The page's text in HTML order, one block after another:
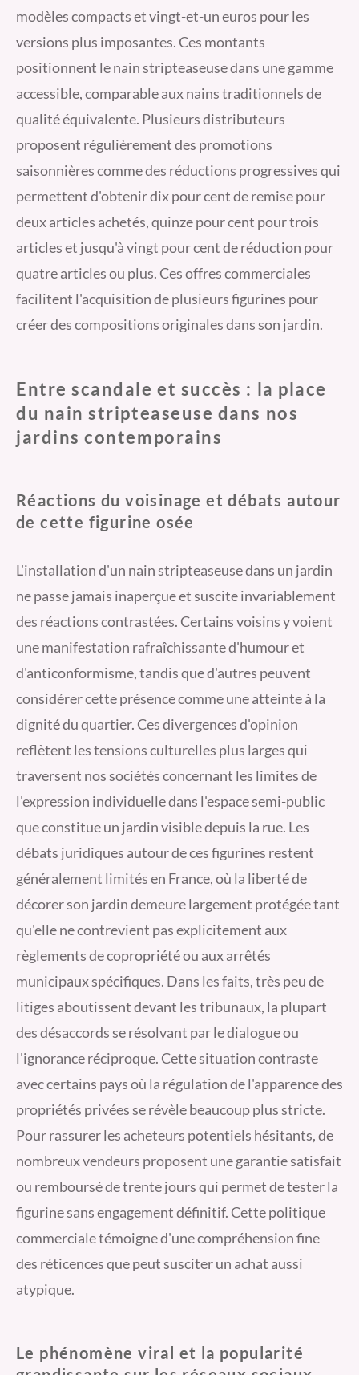
modèles compacts et vingt-et-un euros pour les
versions plus imposantes. Ces montants
positionnent le nain stripteaseuse dans une gamme
accessible, comparable aux nains traditionnels de
qualité équivalente. Plusieurs distributeurs
proposent régulièrement des promotions
saisonnières comme des réductions progressives qui
permettent d'obtenir dix pour cent de remise pour
deux articles achetés, quinze pour cent pour trois
articles et jusqu'à vingt pour cent de réduction pour
quatre articles ou plus. Ces offres commerciales
facilitent l'acquisition de plusieurs figurines pour
créer des compositions originales dans son jardin.
Entre scandale et succès : la place
du nain stripteaseuse dans nos
jardins contemporains
Réactions du voisinage et débats autour
de cette figurine osée
L'installation d'un nain stripteaseuse dans un jardin
ne passe jamais inaperçue et suscite invariablement
des réactions contrastées. Certains voisins y voient
une manifestation rafraîchissante d'humour et
d'anticonformisme, tandis que d'autres peuvent
considérer cette présence comme une atteinte à la
dignité du quartier. Ces divergences d'opinion
reflètent les tensions culturelles plus larges qui
traversent nos sociétés concernant les limites de
l'expression individuelle dans l'espace semi-public
que constitue un jardin visible depuis la rue. Les
débats juridiques autour de ces figurines restent
généralement limités en France, où la liberté de
décorer son jardin demeure largement protégée tant
qu'elle ne contrevient pas explicitement aux
règlements de copropriété ou aux arrêtés
municipaux spécifiques. Dans les faits, très peu de
litiges aboutissent devant les tribunaux, la plupart
des désaccords se résolvant par le dialogue ou
l'ignorance réciproque. Cette situation contraste
avec certains pays où la régulation de l'apparence des
propriétés privées se révèle beaucoup plus stricte.
Pour rassurer les acheteurs potentiels hésitants, de
nombreux vendeurs proposent une garantie satisfait
ou remboursé de trente jours qui permet de tester la
figurine sans engagement définitif. Cette politique
commerciale témoigne d'une compréhension fine
des réticences que peut susciter un achat aussi
atypique.
Le phénomène viral et la popularité